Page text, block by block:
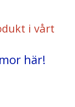
i vårt
här!